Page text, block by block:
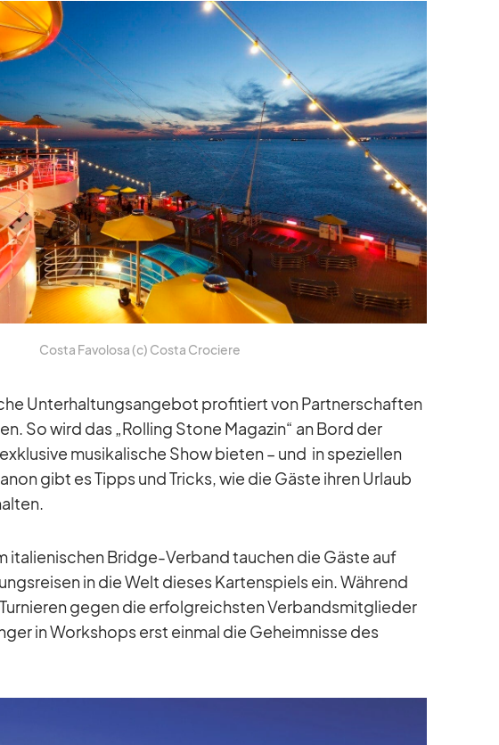
Costa Fa­vo­losa (c) Costa Cro­ciere
Un­ter­hal­tungs­an­ge­bot pro­fi­tiert von Part­ner­schaf­ten
So wird das „Rol­ling Stone Ma­ga­zin“ an Bord der
mu­si­ka­li­sche Show bie­ten – und in spe­zi­el­len
gibt es Tipps und Tricks, wie die Gäste ih­ren Ur­laub
ita­lie­ni­schen Bridge-Ver­band tau­chen die Gäste auf
in die Welt die­ses Kar­ten­spiels ein. Wäh­rend
ge­gen die er­folg­reichs­ten Ver­bands­mit­glie­der
in Work­shops erst ein­mal die Ge­heim­nisse des